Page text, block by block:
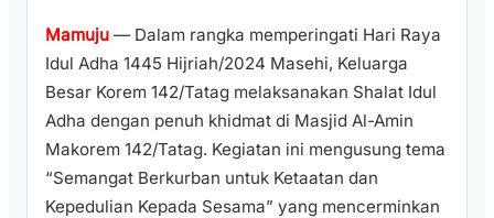
Mamuju — Dalam rangka memperingati Hari Raya
Idul Adha 1445 Hijriah/2024 Masehi, Keluarga
Besar Korem 142/Tatag melaksanakan Shalat Idul
Adha dengan penuh khidmat di Masjid Al-Amin
Makorem 142/Tatag. Kegiatan ini mengusung tema
“Semangat Berkurban untuk Ketaatan dan
Kepedulian Kepada Sesama” yang mencerminkan